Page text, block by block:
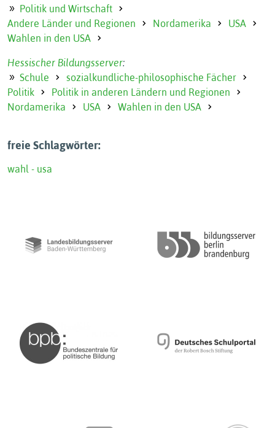
Politik und Wirtschaft
Andere Länder und Regionen
Nordamerika
USA
Wahlen in den USA
Hessischer Bildungsserver:
Schule
sozialkundliche-philosophische Fächer
Politik
Politik in anderen Ländern und Regionen
Nordamerika
USA Wahlen in den USA
freie Schlagwörter:
wahl - usa